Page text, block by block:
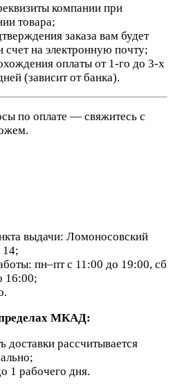
компании при
товара;
заказа вам будет
счет на электронную почту;
оплаты от 1-го до 3-х
(зависит от банка).
по оплате — свяжитесь с
выдачи: Ломоносовский
14;
пн–пт с 11:00 до 19:00, сб
16:00;
МКАД:
доставки рассчитывается
1 рабочего дня.